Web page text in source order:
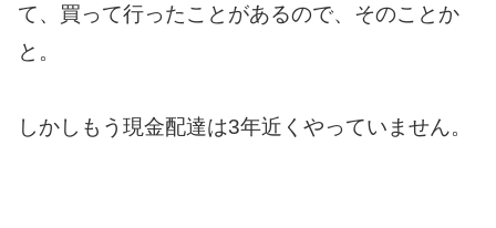
て、買って行ったことがあるので、そのことか
と。
しかしもう現金配達は3年近くやっていません。